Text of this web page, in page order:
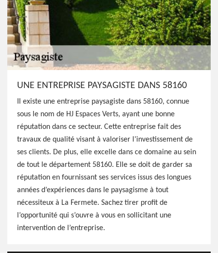
UNE ENTREPRISE PAYSAGISTE DANS 58160
Il existe une entreprise paysagiste dans 58160, connue
sous le nom de HJ Espaces Verts, ayant une bonne
réputation dans ce secteur. Cette entreprise fait des
travaux de qualité visant à valoriser l’investissement de
ses clients. De plus, elle excelle dans ce domaine au sein
de tout le département 58160. Elle se doit de garder sa
réputation en fournissant ses services issus des longues
années d’expériences dans le paysagisme à tout
nécessiteux à La Fermete. Sachez tirer profit de
l’opportunité qui s’ouvre à vous en sollicitant une
intervention de l’entreprise.